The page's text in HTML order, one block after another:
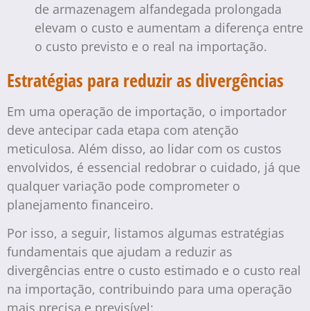
de armazenagem alfandegada prolongada
elevam o custo e aumentam a diferença entre
o custo previsto e o real na importação.
Estratégias para reduzir as divergências
Em uma operação de importação, o importador
deve antecipar cada etapa com atenção
meticulosa. Além disso, ao lidar com os custos
envolvidos, é essencial redobrar o cuidado, já que
qualquer variação pode comprometer o
planejamento financeiro.
Por isso, a seguir, listamos algumas estratégias
fundamentais que ajudam a reduzir as
divergências entre o custo estimado e o custo real
na importação, contribuindo para uma operação